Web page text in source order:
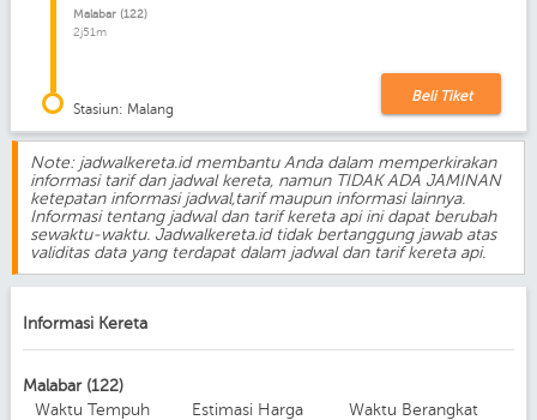
Malabar (122)
2j51m
Stasiun: Malang
Beli Tiket
Note: jadwalkereta.id membantu Anda dalam memperkirakan
informasi tarif dan jadwal kereta, namun TIDAK ADA JAMINAN
ketepatan informasi jadwal,tarif maupun informasi lainnya.
Informasi tentang jadwal dan tarif kereta api ini dapat berubah
sewaktu-waktu. Jadwalkereta.id tidak bertanggung jawab atas
validitas data yang terdapat dalam jadwal dan tarif kereta api.
Informasi Kereta
Malabar (122)
Waktu Tempuh
Estimasi Harga
Waktu Berangkat